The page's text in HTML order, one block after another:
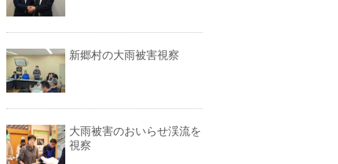
新郷村の大雨被害視察
大雨被害のおいらせ渓流を
視察